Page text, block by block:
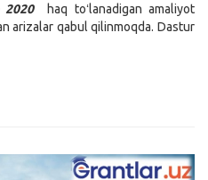
2020haq toʻlanadigan amaliyot
arizalar qabul qilinmoqda. Dastur